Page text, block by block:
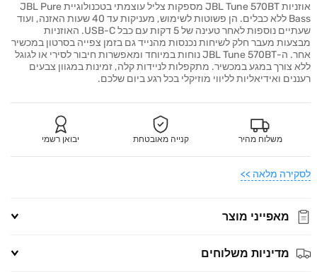
אוזניות JBL Tune 570BT מספקות צליל עוצמתי בטכנולוגיית JBL Pure
Bass ללא כבלים. הן פשוטות לשימוש, מעניקות עד 40 שעות האזנה, ועוד
שעתיים נוספות לאחר טעינה של 5 דקות עם כבל USB-C. האוזניות
מבצעות מעבר חלק לשיחות נכנסות מהנייד גם בזמן צפייה בסרטון במכשיר
אחר. ה-JBL Tune 570BT נוחות במיוחד ומאפשרות חיבור לסירי או לגוגל
ללא צורך במגע במכשיר. מתקפלות לניידות קלה, זמינות במגוון צבעים
רעננים ואידיאליות לליווי מוזיקלי בכל רגע ביום שלכם.
משלוח מהיר קנייה מאובטחת יבואן רשמי
לסקירה מלאה >>
מאפייני מוצר
מדיניות משלוחים